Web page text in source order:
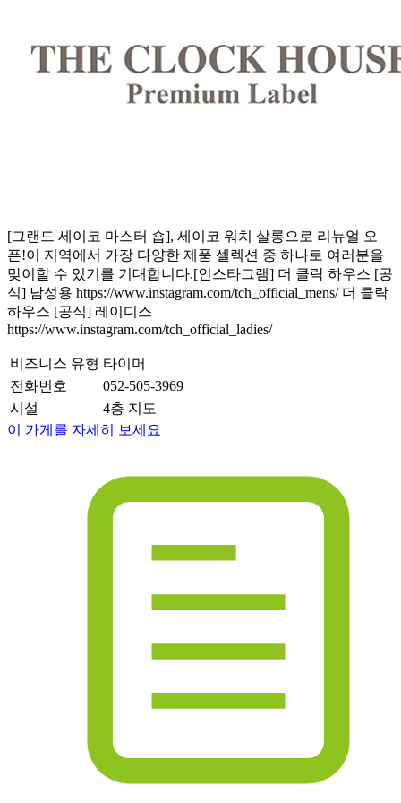
[그랜드 세이코 마스터 숍], 세이코 워치 살롱으로 리뉴얼 오
픈!이 지역에서 가장 다양한 제품 셀렉션 중 하나로 여러분을
맞이할 수 있기를 기대합니다.[인스타그램] 더 클락 하우스 [공
식] 남성용 https://www.instagram.com/tch_official_mens/ 더 클락
하우스 [공식] 레이디스
https://www.instagram.com/tch_official_ladies/
비즈니스 유형 타이머
전화번호
052-505-3969
시설
4층 지도
이 가게를 자세히 보세요